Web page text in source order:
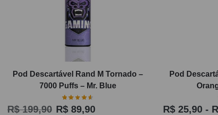
Pod Descartável Rand M Tornado –
7000 Puffs – Mr. Blue
R$199,90 R$ 89,90
Pod
R$ 25,90 -